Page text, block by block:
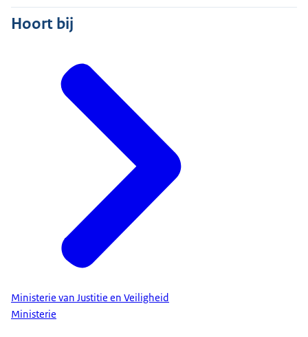
Hoort bij
Ministerie van Justitie en Veiligheid
Ministerie